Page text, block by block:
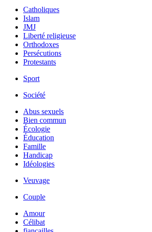
Catholiques
Islam
JMJ
Liberté religieuse
Orthodoxes
Persécutions
Protestants
Sport
Société
Abus sexuels
Bien commun
Écologie
Éducation
Famille
Handicap
Idéologies
Veuvage
Couple
Amour
Célibat